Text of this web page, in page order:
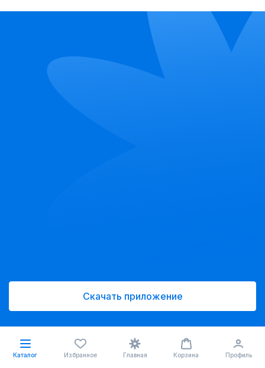
Скачать приложение
Каталог Избранное Главная Корзина Профиль